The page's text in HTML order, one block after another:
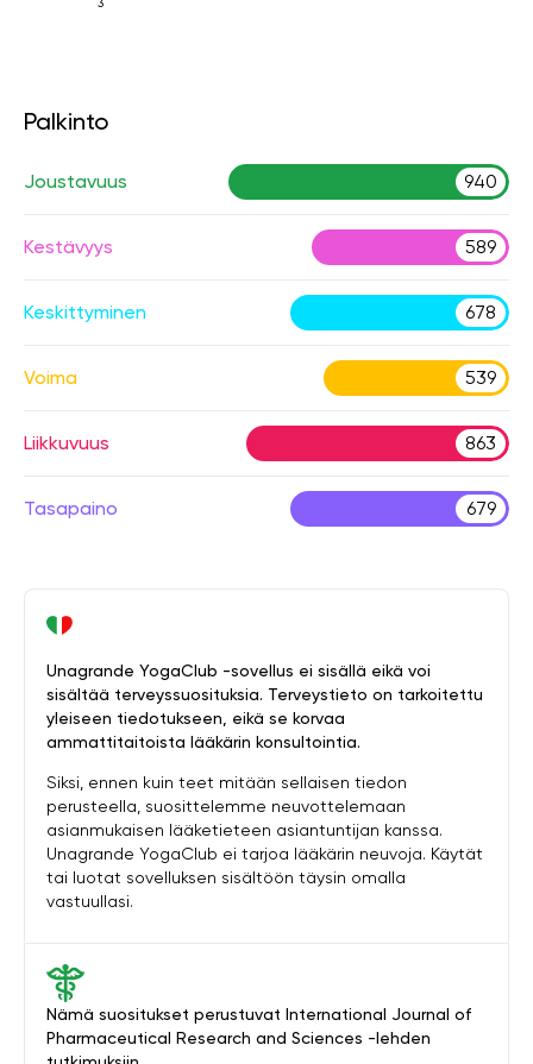
3
Palkinto
Joustavuus 940
Kestävyys 589
Keskittyminen 678
Voima 539
Liikkuvuus 863
Tasapaino 679
Nämä suositukset perustuvat International Journal of
Pharmaceutical Research and Sciences -lehden
Unagrande YogaClub -sovellus ei sisällä eikä voi
sisältää terveyssuosituksia. Terveystieto on tarkoitettu
yleiseen tiedotukseen, eikä se korvaa
ammattitaitoista lääkärin konsultointia.
Siksi, ennen kuin teet mitään sellaisen tiedon
perusteella, suosittelemme neuvottelemaan
asianmukaisen lääketieteen asiantuntijan kanssa.
Unagrande YogaClub ei tarjoa lääkärin neuvoja. Käytät
tai luotat sovelluksen sisältöön täysin omalla
vastuullasi.